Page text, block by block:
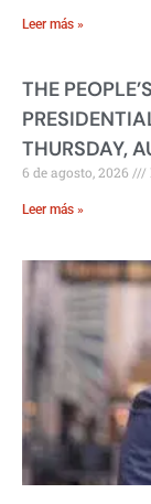
Leer más »
THE
THURSDAY,
6 de agosto, 2026
Leer más »